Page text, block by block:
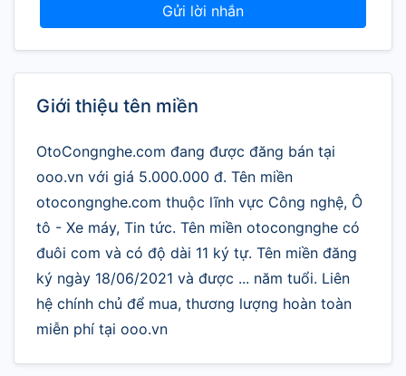
Gửi lời nhắn
Giới thiệu tên miền
OtoCongnghe.com đang được đăng bán tại
ooo.vn với giá 5.000.000 đ. Tên miền
otocongnghe.com thuộc lĩnh vực Công nghệ, Ô
tô - Xe máy, Tin tức. Tên miền otocongnghe có
đuôi com và có độ dài 11 ký tự. Tên miền đăng
ký ngày 18/06/2021 và được ... năm tuổi. Liên
hệ chính chủ để mua, thương lượng hoàn toàn
miễn phí tại ooo.vn